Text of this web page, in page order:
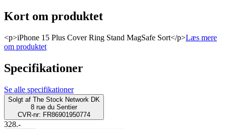
Kort om produktet
<p>iPhone 15 Plus Cover Ring Stand MagSafe Sort</p>Læs mere
om produktet
Specifikationer
Se alle specifikationer
Solgt af The Stock Network DK
8 rue du Sentier
CVR-nr: FR86901950774
328.-